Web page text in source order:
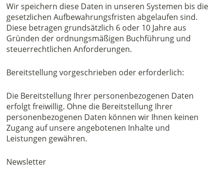
Wir speichern diese Daten in unseren Systemen bis die
gesetzlichen Aufbewahrungsfristen abgelaufen sind.
Diese betragen grundsätzlich 6 oder 10 Jahre aus
Gründen der ordnungsmäßigen Buchführung und
steuerrechtlichen Anforderungen.
Bereitstellung vorgeschrieben oder erforderlich:
Die Bereitstellung Ihrer personenbezogenen Daten
erfolgt freiwillig. Ohne die Bereitstellung Ihrer
personenbezogenen Daten können wir Ihnen keinen
Zugang auf unsere angebotenen Inhalte und
Leistungen gewähren.
Newsletter